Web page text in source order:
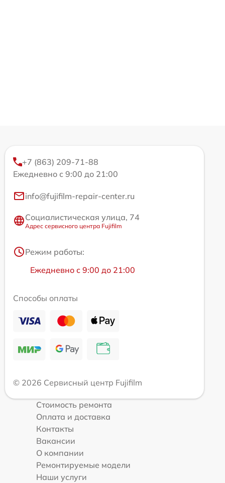
+7 (863) 209-71-88
Ежедневно с 9:00 до 21:00
info@fujifilm-repair-center.ru
Социалистическая улица, 74
Адрес сервисного центра Fujifilm
Режим работы:
Ежедневно с 9:00 до 21:00
Способы оплаты
© 2026 Сервисный центр Fujifilm
Стоимость ремонта
Оплата и доставка
Контакты
Вакансии
О компании
Ремонтируемые модели
Наши услуги